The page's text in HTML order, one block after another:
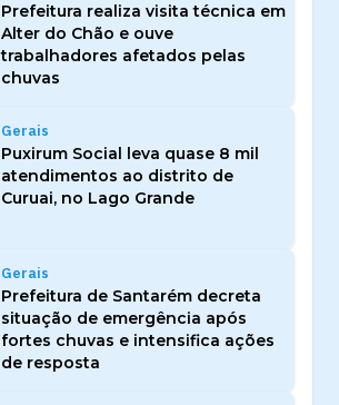
Prefeitura realiza visita técnica em
Alter do Chão e ouve
trabalhadores afetados pelas
chuvas
Gerais
Puxirum Social leva quase 8 mil
atendimentos ao distrito de
Curuai, no Lago Grande
Gerais
Prefeitura de Santarém decreta
situação de emergência após
fortes chuvas e intensifica ações
de resposta